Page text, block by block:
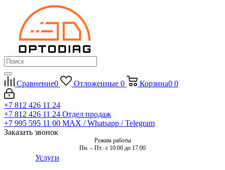
Сравнение0 Отложенные 0 Корзина0 0
+7 812 426 11 24
+7 812 426 11 24 Отдел продаж
+7 995 595 11 00 MAX / Whatsapp / Telegram
Заказать звонок
Режим работы
Пн. – Пт.: с 10:00 до 17:00
Услуги